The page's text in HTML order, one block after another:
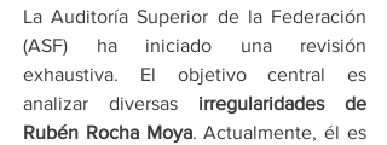
La Auditoría Superior de la Federación
(ASF) ha iniciado una revisión
exhaustiva. El objetivo central es
analizar diversas irregularidades de
Rubén Rocha Moya. Actualmente, él es